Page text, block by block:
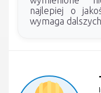
najlepiej o
wymaga